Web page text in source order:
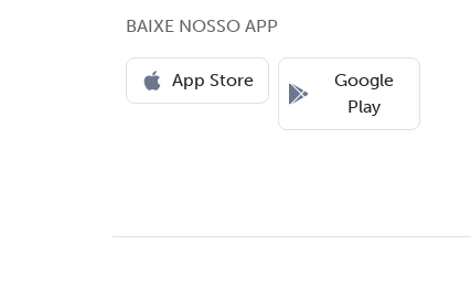
BAIXE NOSSO APP
App Store
Google
Play